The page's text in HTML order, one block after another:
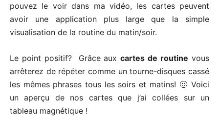
pouvez le voir dans ma vidéo, les cartes peuvent
avoir une application plus large que la simple
visualisation de la routine du matin/soir.
Le point positif? Grâce auxcartes de routine vous
arrêterez de répéter comme un tourne-disques cassé
les mêmes phrases tous les soirs et matins! 🙂 Voici
un aperçu de nos cartes que j’ai collées sur un
tableau magnétique !